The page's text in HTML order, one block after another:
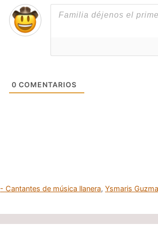
0 COMENTARIOS
Categorías
- Cantantes de música llanera,Ysmaris